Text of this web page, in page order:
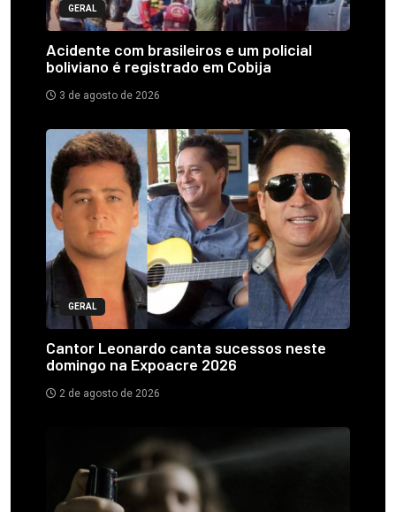
GERAL
Acidente com brasileiros e um policial
boliviano é registrado em Cobija
3 de agosto de 2026
GERAL
Cantor Leonardo canta sucessos neste
domingo na Expoacre 2026
2 de agosto de 2026